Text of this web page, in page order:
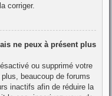
corriger.
ne peux à présent plus
ou supprimé votre
beaucoup de forums
inactifs afin de réduire la